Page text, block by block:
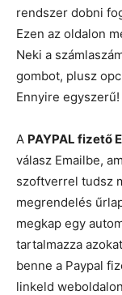
rendszer dobni
Ezen az oldalon
Neki a
gombot, plusz
Ennyire egyszerű!
A PAYPAL fizető
válasz Emailbe,
szoftverrel tudsz
megrendelés
megkap egy
tartalmazza
benne a Paypal
linkeld